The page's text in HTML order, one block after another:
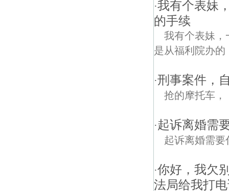
·我有个表妹
的手续
我有个表妹，
是从福利院办
·刑事案件，
抢的摩托车，
·起诉离婚需
起诉离婚需要
·你好，我欠
法局给我打